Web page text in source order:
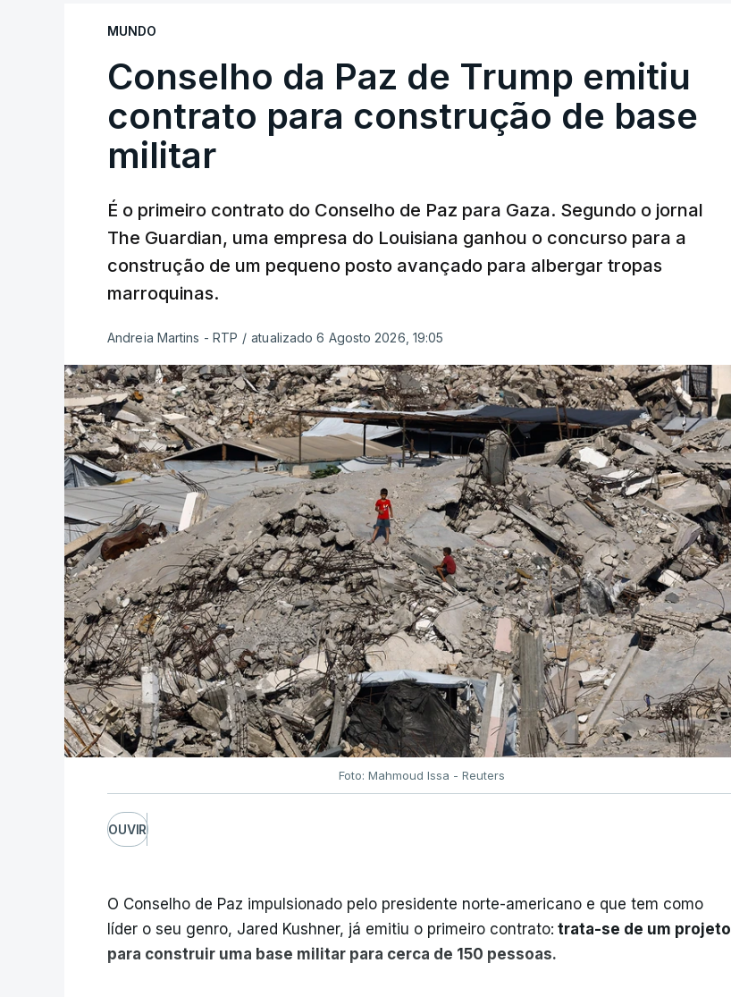
MUNDO
Conselho da Paz de Trump emitiu
contrato para construção de base
militar
É o primeiro contrato do Conselho de Paz para Gaza. Segundo o jornal
The Guardian, uma empresa do Louisiana ganhou o concurso para a
construção de um pequeno posto avançado para albergar tropas
marroquinas.
Andreia Martins - RTP / atualizado 6 Agosto 2026, 19:05
Foto: Mahmoud Issa - Reuters
OUVIR
O Conselho de Paz impulsionado pelo presidente norte-americano e que tem como
líder o seu genro, Jared Kushner, já emitiu o primeiro contrato: trata-se de um projeto
para construir uma base militar para cerca de 150 pessoas.